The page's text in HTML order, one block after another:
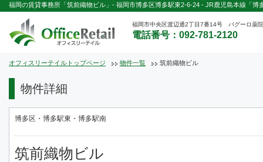
福岡の賃貸事務所「筑前織物ビル」- 福岡市博多区博多駅東2-6-24 - JR鹿児島本線「博
福岡市中央区渡辺通2丁目7番14号 パグーロ薬
電話番号：092-781-2120
オフィスリーテイルトップページ 物件一覧 筑前織物ビル
物件詳細
博多区・博多駅東・博多駅南
筑前織物ビル